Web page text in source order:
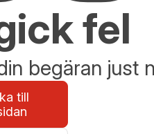
fel
begäran just
till